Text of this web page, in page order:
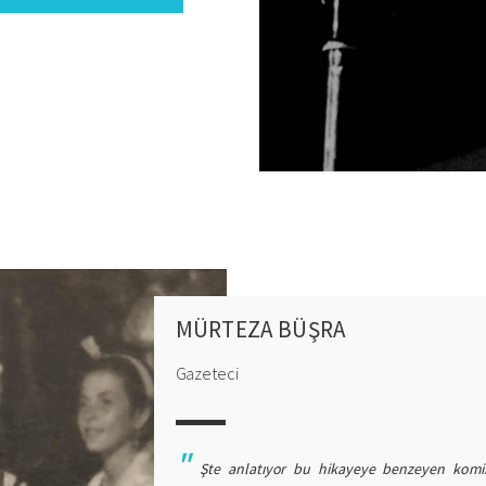
diye biri, diyorum ki… Novobreg’den biri, biri
hadi, bak şimdi, yaşadığım binanın önüne bak,
dikebilirsin.’ Ve şimdi ağaçlar, şu tünelin
var ya biliyor musun işte bütün o ağaçlar…
rica ettim ve benim için ekildi. Kimse bilmiyor,
diğerleri bilmez. Bu böyle oldu, o… bu
MÜRTEZA BÜŞRA
Gazeteci
Şte anlatıyor bu hikayeye benzeyen